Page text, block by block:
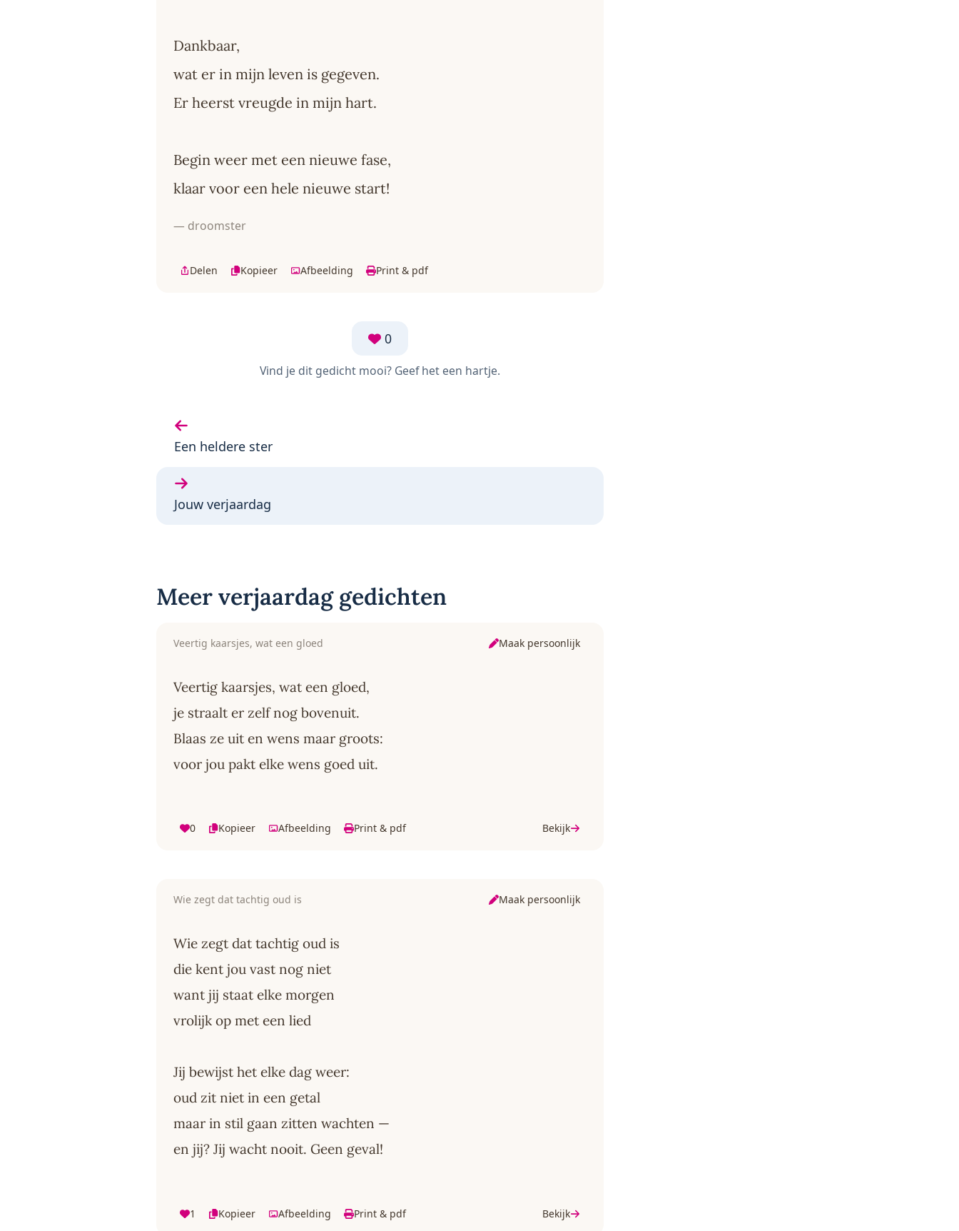
Dankbaar,
wat er in mijn leven is gegeven.
Er heerst vreugde in mijn hart.
Begin weer met een nieuwe fase,
klaar voor een hele nieuwe start!
— droomster
Delen Kopieer Afbeelding Print & pdf
0
Vind je dit gedicht mooi? Geef het een hartje.
Vorige gedicht:
Een heldere ster
Volgende gedicht:
Jouw verjaardag
Meer verjaardag gedichten
Veertig kaarsjes, wat een gloed Maak persoonlijk
Veertig kaarsjes, wat een gloed,
je straalt er zelf nog bovenuit.
Blaas ze uit en wens maar groots:
voor jou pakt elke wens goed uit.
0 Kopieer Afbeelding Print & pdf Bekijk
Wie zegt dat tachtig oud is Maak persoonlijk
Wie zegt dat tachtig oud is
die kent jou vast nog niet
want jij staat elke morgen
vrolijk op met een lied
Jij bewijst het elke dag weer:
oud zit niet in een getal
maar in stil gaan zitten wachten —
en jij? Jij wacht nooit. Geen geval!
1 Kopieer Afbeelding Print & pdf Bekijk